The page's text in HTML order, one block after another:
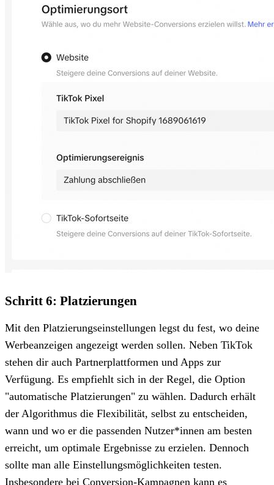
Schritt 6: Platzierungen
Mit den Platzierungseinstellungen legst du fest, wo deine
Werbeanzeigen angezeigt werden sollen. Neben TikTok
stehen dir auch Partnerplattformen und Apps zur
Verfügung. Es empfiehlt sich in der Regel, die Option
"automatische Platzierungen" zu wählen. Dadurch erhält
der Algorithmus die Flexibilität, selbst zu entscheiden,
wann und wo er die passenden Nutzer*innen am besten
erreicht, um optimale Ergebnisse zu erzielen. Dennoch
sollte man alle Einstellungsmöglichkeiten testen.
Insbesondere bei Conversion-Kampagnen kann es